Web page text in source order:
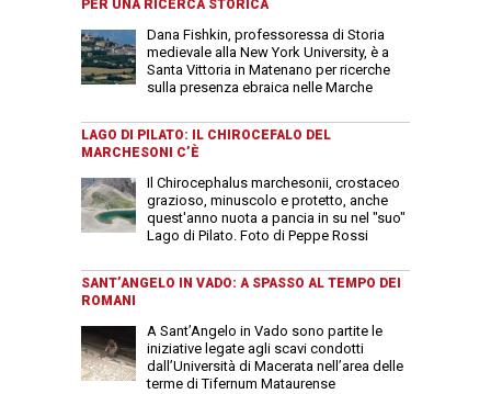
PER UNA RICERCA STORICA
Dana Fishkin, professoressa di Storia
medievale alla New York University, è a
Santa Vittoria in Matenano per ricerche
sulla presenza ebraica nelle Marche
LAGO DI PILATO: IL CHIROCEFALO DEL
MARCHESONI C’È
Il Chirocephalus marchesonii, crostaceo
grazioso, minuscolo e protetto, anche
quest'anno nuota a pancia in su nel "suo"
Lago di Pilato. Foto di Peppe Rossi
SANT’ANGELO IN VADO: A SPASSO AL TEMPO DEI
ROMANI
A Sant’Angelo in Vado sono partite le
iniziative legate agli scavi condotti
dall’Università di Macerata nell’area delle
terme di Tifernum Mataurense